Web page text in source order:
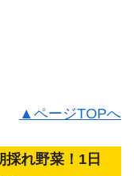
▲ページTOPへ
れ野菜！1日